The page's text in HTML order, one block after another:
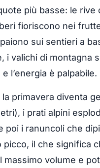
più basse: le rive
fioriscono nei
sui sentieri a
i valichi di montagna
l’energia è palpabile.
la primavera diventa
i prati alpini
poi i ranuncoli che
picco, il che significa
massimo volume e